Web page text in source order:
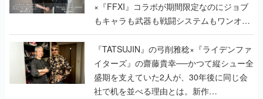
×『FFXI』コラボが期間限定なのにジョブ
もキャラも武器も戦闘システムもワンオフ
で作り込まれた理由を両ディレクターに聞
く
『TATSUJIN』の弓削雅稔×『ライデンファ
イターズ』の齋藤貴幸──かつて縦シュー全
盛期を支えていた2人が、30年後に同じ会
社で机を並べる理由とは。新作